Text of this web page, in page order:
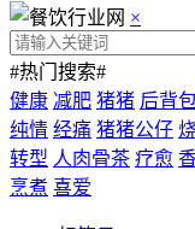
×
#热门搜索#
健康 减肥 猪猪 后背
纯情 经痛 猪猪公仔
转型 人肉骨茶 疗愈
烹煮 喜爱